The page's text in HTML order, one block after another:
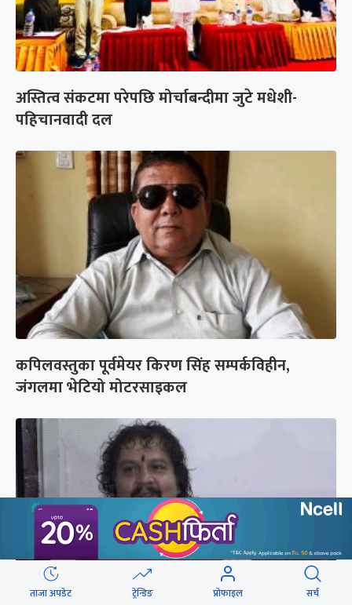
अस्तित्व संकटमा परेपछि मोर्चाबन्दीमा जुटे मधेशी-
पहिचानवादी दल
कपिलवस्तुका पूर्वमेयर किरण सिंह सम्पर्कविहीन,
जंगलमा भेटियो मोटरसाइकल
ताजा अपडेट ट्रेन्डिङ प्रोफाइल सर्च